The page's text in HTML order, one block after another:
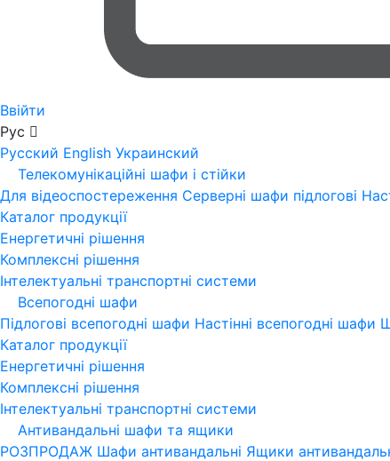
Ввійти
Рус
Русский English Украинский
Телекомунікаційні шафи і стійки
Для відеоспостереження Серверні шафи підлогові
Каталог продукції
Енергетичні рішення
Комплексні рішення
Інтелектуальні транспортні системи
Всепогодні шафи
Підлогові всепогодні шафи Настінні всепогодні шафи
Каталог продукції
Енергетичні рішення
Комплексні рішення
Інтелектуальні транспортні системи
Антивандальні шафи та ящики
РОЗПРОДАЖ Шафи антивандальні Ящики